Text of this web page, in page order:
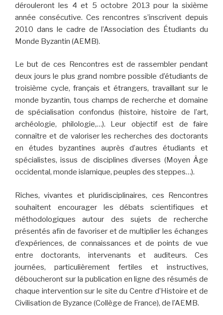
dérouleront les 4 et 5 octobre 2013 pour la sixième
année consécutive. Ces rencontres s’inscrivent depuis
2010 dans le cadre de l’Association des Étudiants du
Monde Byzantin (AEMB).
Le but de ces Rencontres est de rassembler pendant
deux jours le plus grand nombre possible d’étudiants de
troisième cycle, français et étrangers, travaillant sur le
monde byzantin, tous champs de recherche et domaine
de spécialisation confondus (histoire, histoire de l’art,
archéologie, philologie,…). Leur objectif est de faire
connaître et de valoriser les recherches des doctorants
en études byzantines auprès d’autres étudiants et
spécialistes, issus de disciplines diverses (Moyen Âge
occidental, monde islamique, peuples des steppes…).
Riches, vivantes et pluridisciplinaires, ces Rencontres
souhaitent encourager les débats scientifiques et
méthodologiques autour des sujets de recherche
présentés afin de favoriser et de multiplier les échanges
d’expériences, de connaissances et de points de vue
entre doctorants, intervenants et auditeurs. Ces
journées, particulièrement fertiles et instructives,
déboucheront sur la publication en ligne des résumés de
chaque intervention sur le site du Centre d’Histoire et de
Civilisation de Byzance (Collège de France), de l’AEMB.